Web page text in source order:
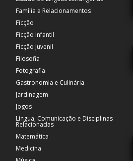
Família e Relacionamentos
Ficção
Ficção Infantil
Ficção Juvenil
Filosofia
Fotografia
Gastronomia e Culinária
Jardinagem
Jogos
Língua, Comunicação e Disciplinas
Relacionadas
Matemática
Medicina